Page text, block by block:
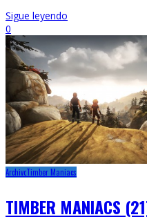
Sigue leyendo
0
ArchivoTimber Maniacs
TIMBER MANIACS